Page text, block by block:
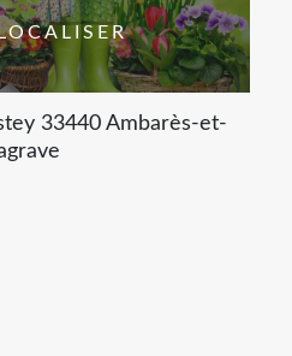
33440 Ambarès-et-